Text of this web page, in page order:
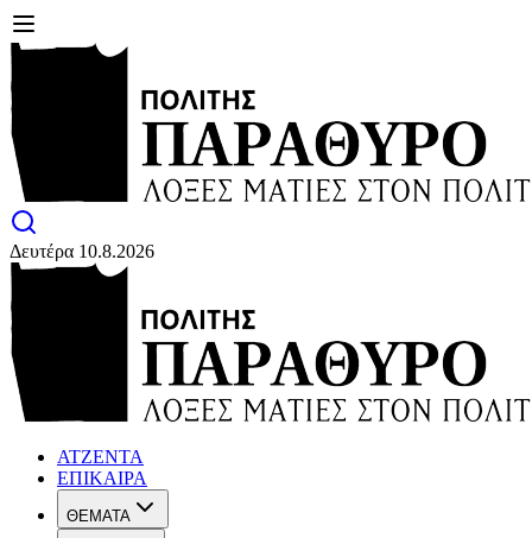
Δευτέρα 10.8.2026
ΑΤΖΕΝΤΑ
ΕΠΙΚΑΙΡΑ
ΘΕΜΑΤΑ